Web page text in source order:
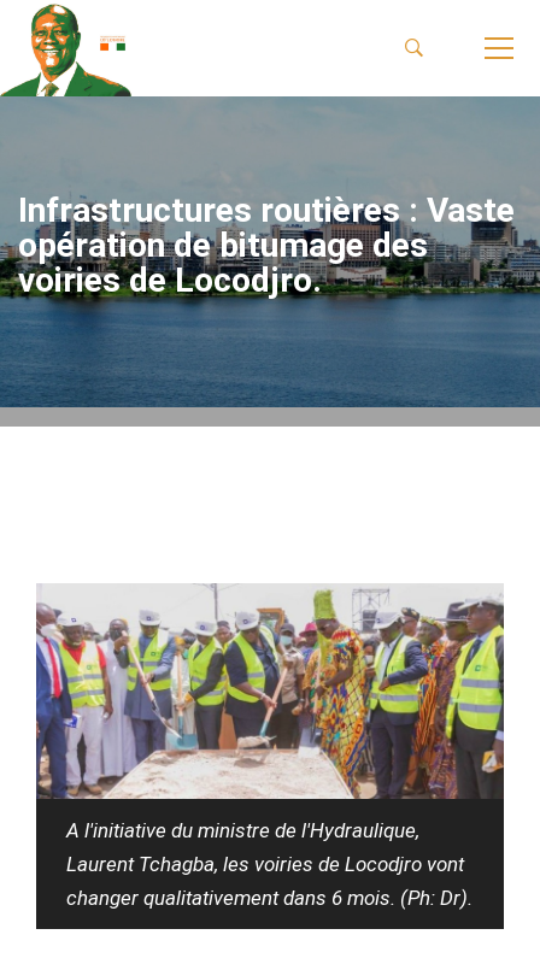
Infrastructures routières : Vaste
opération de bitumage des
voiries de Locodjro.
A l'initiative du ministre de l'Hydraulique,
Laurent Tchagba, les voiries de Locodjro vont
changer qualitativement dans 6 mois. (Ph: Dr).